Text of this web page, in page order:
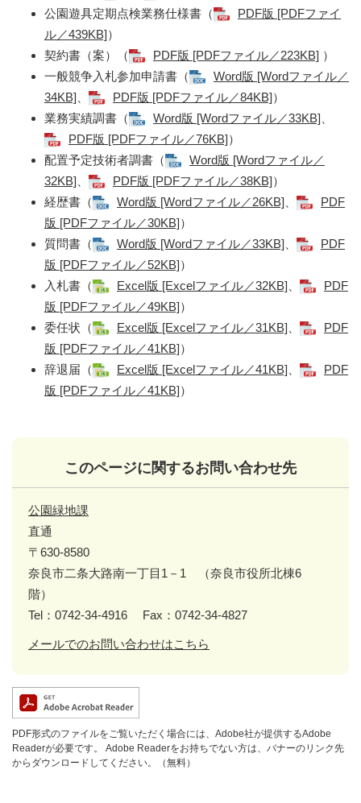
公園遊具定期点検業務仕様書（
PDF版 [PDFファイ
ル／439KB]）
契約書（案）（
PDF版 [PDFファイル／223KB] ​）
一般競争入札参加申請書（
Word版 [Wordファイル／
34KB]
PDF版 [PDFファイル／84KB]）
業務実績調書（
Word版 [Wordファイル／33KB]
PDF版 [PDFファイル／76KB]）
配置予定技術者調書（
Word版 [Wordファイル／
32KB]
PDF版 [PDFファイル／38KB]）
経歴書（
Word版 [Wordファイル／26KB]
PDF
版 [PDFファイル／30KB]）
質問書（
Word版 [Wordファイル／33KB]
PDF
版 [PDFファイル／52KB]）
入札書（
Excel版 [Excelファイル／32KB]
PDF
版 [PDFファイル／49KB]）
委任状（
Excel版 [Excelファイル／31KB]
PDF
版 [PDFファイル／41KB]）
辞退届（
Excel版 [Excelファイル／41KB]
PDF
版 [PDFファイル／41KB]）
このページに関するお問い合わせ先
公園緑地課
直通
〒630-8580
奈良市二条大路南一丁目1－1 （奈良市役所北棟6
階）
Tel：0742-34-4916
Fax：0742-34-4827
メールでのお問い合わせはこちら
PDF形式のファイルをご覧いただく場合には、Adobe社が提供するAdobe
Readerが必要です。
Adobe Readerをお持ちでない方は、バナーのリンク先
からダウンロードしてください。（無料）